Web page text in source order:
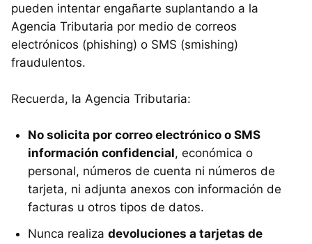
pueden intentar engañarte suplantando a la
Agencia Tributaria por medio de correos
electrónicos (phishing) o SMS (smishing)
fraudulentos.
Recuerda, la Agencia Tributaria:
No solicita por correo electrónico o SMS
información confidencial, económica o
personal, números de cuenta ni números de
tarjeta, ni adjunta anexos con información de
facturas u otros tipos de datos.
Nunca realiza devoluciones a tarjetas de